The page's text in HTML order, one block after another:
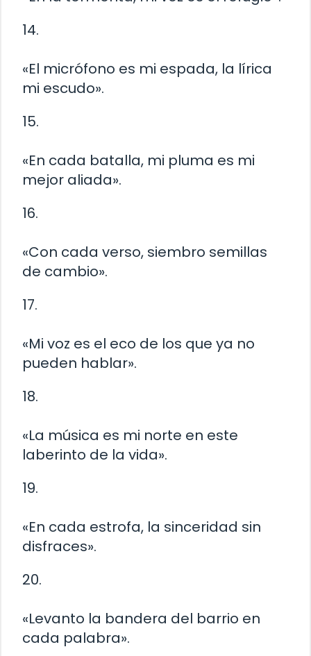
14.
«El micrófono es mi espada, la lírica
mi escudo».
15.
«En cada batalla, mi pluma es mi
mejor aliada».
16.
«Con cada verso, siembro semillas
de cambio».
17.
«Mi voz es el eco de los que ya no
pueden hablar».
18.
«La música es mi norte en este
laberinto de la vida».
19.
«En cada estrofa, la sinceridad sin
disfraces».
20.
«Levanto la bandera del barrio en
cada palabra».